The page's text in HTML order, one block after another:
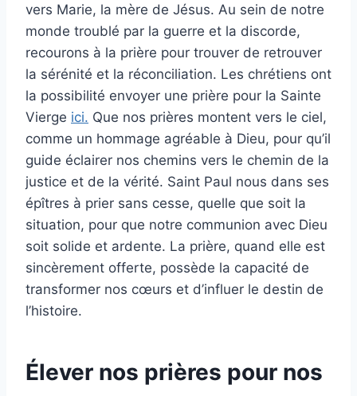
vers Marie, la mère de Jésus. Au sein de notre
monde troublé par la guerre et la discorde,
recourons à la prière pour trouver de retrouver
la sérénité et la réconciliation. Les chrétiens ont
la possibilité envoyer une prière pour la Sainte
Vierge ici. Que nos prières montent vers le ciel,
comme un hommage agréable à Dieu, pour qu’il
guide éclairer nos chemins vers le chemin de la
justice et de la vérité. Saint Paul nous dans ses
épîtres à prier sans cesse, quelle que soit la
situation, pour que notre communion avec Dieu
soit solide et ardente. La prière, quand elle est
sincèrement offerte, possède la capacité de
transformer nos cœurs et d’influer le destin de
l’histoire.
Élever nos prières pour nos